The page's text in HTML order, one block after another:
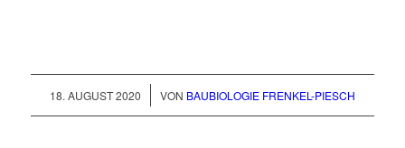
18. AUGUST 2020
/ VON BAUBIOLOGIE FRENKEL-PIESCH